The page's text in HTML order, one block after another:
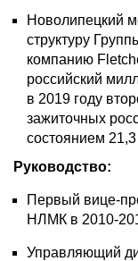
Новолипецкий
структуру
компанию
российский
в 2019 году
зажиточных
состоянием
Руководство:
Первый вице-
НЛМК в 2010-
Управляющий